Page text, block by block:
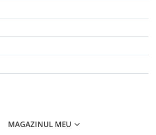
MAGAZINUL MEU